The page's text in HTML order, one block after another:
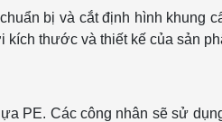
chuẩn bị và cắt định hình khung
kích thước và thiết kế của sản
PE. Các công nhân sẽ sử